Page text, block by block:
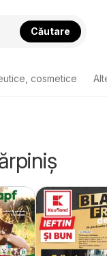
Căutare
cosmetice